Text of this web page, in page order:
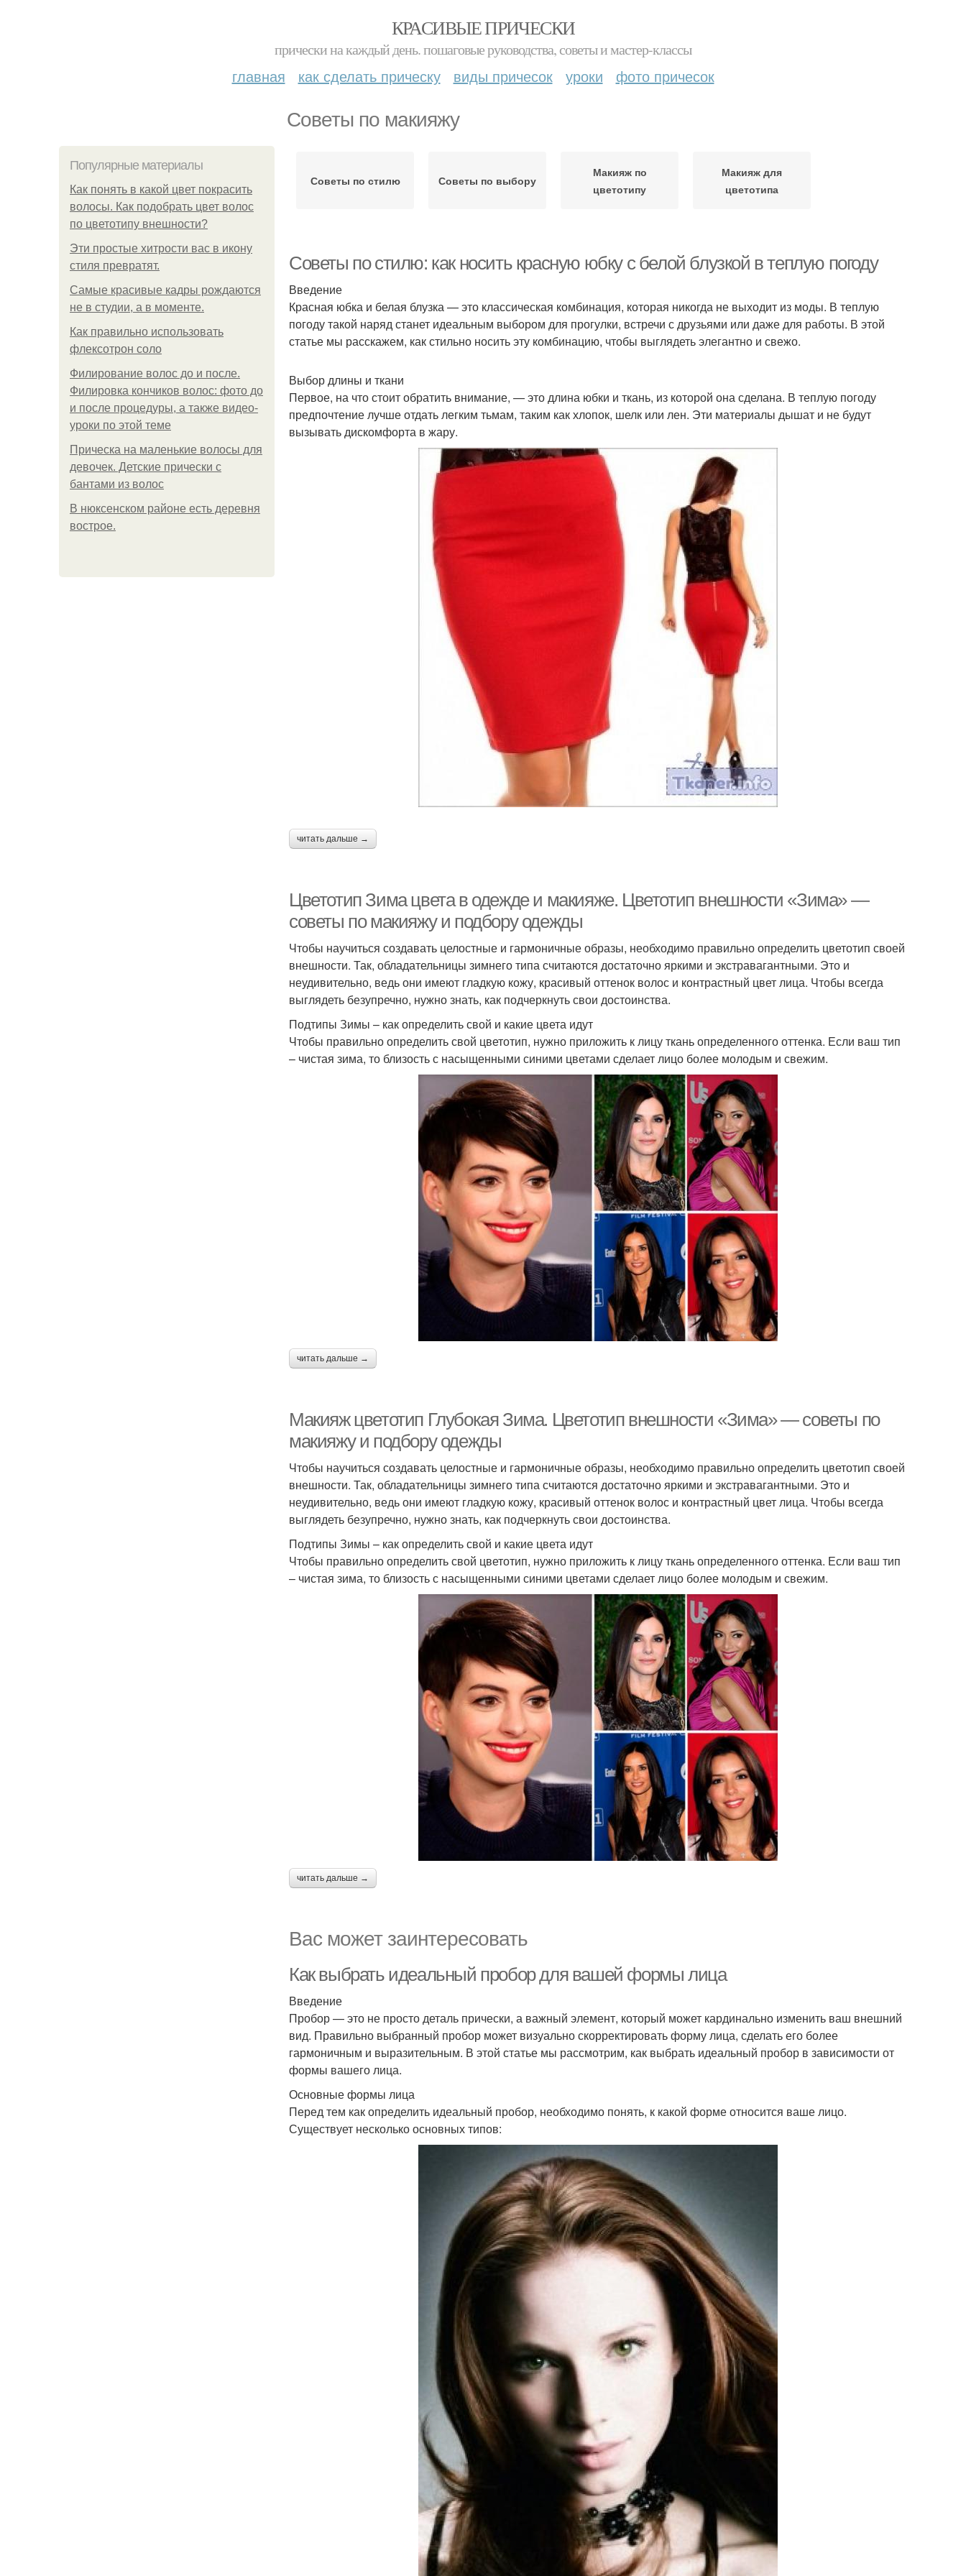
КРАСИВЫЕ ПРИЧЕСКИ
прически на каждый день. пошаговые руководства, советы и мастер-классы
главная как сделать прическу виды причесок уроки фото причесок
Советы по макияжу
Популярные материалы
Как понять в какой цвет покрасить
волосы. Как подобрать цвет волос
по цветотипу внешности?
Эти простые хитрости вас в икону
стиля превратят.
Самые красивые кадры рождаются
не в студии, а в моменте.
Как правильно использовать
флексотрон соло
Филирование волос до и после.
Филировка кончиков волос: фото до
и после процедуры, а также видео-
уроки по этой теме
Прическа на маленькие волосы для
девочек. Детские прически с
бантами из волос
В нюксенском районе есть деревня
вострое.
Советы по стилю Советы по выбору
Макияж по
цветотипу
Макияж для
цветотипа
Советы по стилю: как носить красную юбку с белой блузкой в теплую погоду
Введение
Красная юбка и белая блузка — это классическая комбинация, которая никогда не выходит из моды. В теплую
погоду такой наряд станет идеальным выбором для прогулки, встречи с друзьями или даже для работы. В этой
статье мы расскажем, как стильно носить эту комбинацию, чтобы выглядеть элегантно и свежо.
Выбор длины и ткани
Первое, на что стоит обратить внимание, — это длина юбки и ткань, из которой она сделана. В теплую погоду
предпочтение лучше отдать легким тьмам, таким как хлопок, шелк или лен. Эти материалы дышат и не будут
вызывать дискомфорта в жару.
читать дальше →
Цветотип Зима цвета в одежде и макияже. Цветотип внешности «Зима» —
советы по макияжу и подбору одежды
Чтобы научиться создавать целостные и гармоничные образы, необходимо правильно определить цветотип своей
внешности. Так, обладательницы зимнего типа считаются достаточно яркими и экстравагантными. Это и
неудивительно, ведь они имеют гладкую кожу, красивый оттенок волос и контрастный цвет лица. Чтобы всегда
выглядеть безупречно, нужно знать, как подчеркнуть свои достоинства.
Подтипы Зимы – как определить свой и какие цвета идут
Чтобы правильно определить свой цветотип, нужно приложить к лицу ткань определенного оттенка. Если ваш тип
– чистая зима, то близость с насыщенными синими цветами сделает лицо более молодым и свежим.
читать дальше →
Макияж цветотип Глубокая Зима. Цветотип внешности «Зима» — советы по
макияжу и подбору одежды
Чтобы научиться создавать целостные и гармоничные образы, необходимо правильно определить цветотип своей
внешности. Так, обладательницы зимнего типа считаются достаточно яркими и экстравагантными. Это и
неудивительно, ведь они имеют гладкую кожу, красивый оттенок волос и контрастный цвет лица. Чтобы всегда
выглядеть безупречно, нужно знать, как подчеркнуть свои достоинства.
Подтипы Зимы – как определить свой и какие цвета идут
Чтобы правильно определить свой цветотип, нужно приложить к лицу ткань определенного оттенка. Если ваш тип
– чистая зима, то близость с насыщенными синими цветами сделает лицо более молодым и свежим.
читать дальше →
Вас может заинтересовать
Как выбрать идеальный пробор для вашей формы лица
Введение
Пробор — это не просто деталь прически, а важный элемент, который может кардинально изменить ваш внешний
вид. Правильно выбранный пробор может визуально скорректировать форму лица, сделать его более
гармоничным и выразительным. В этой статье мы рассмотрим, как выбрать идеальный пробор в зависимости от
формы вашего лица.
Основные формы лица
Перед тем как определить идеальный пробор, необходимо понять, к какой форме относится ваше лицо.
Существует несколько основных типов: